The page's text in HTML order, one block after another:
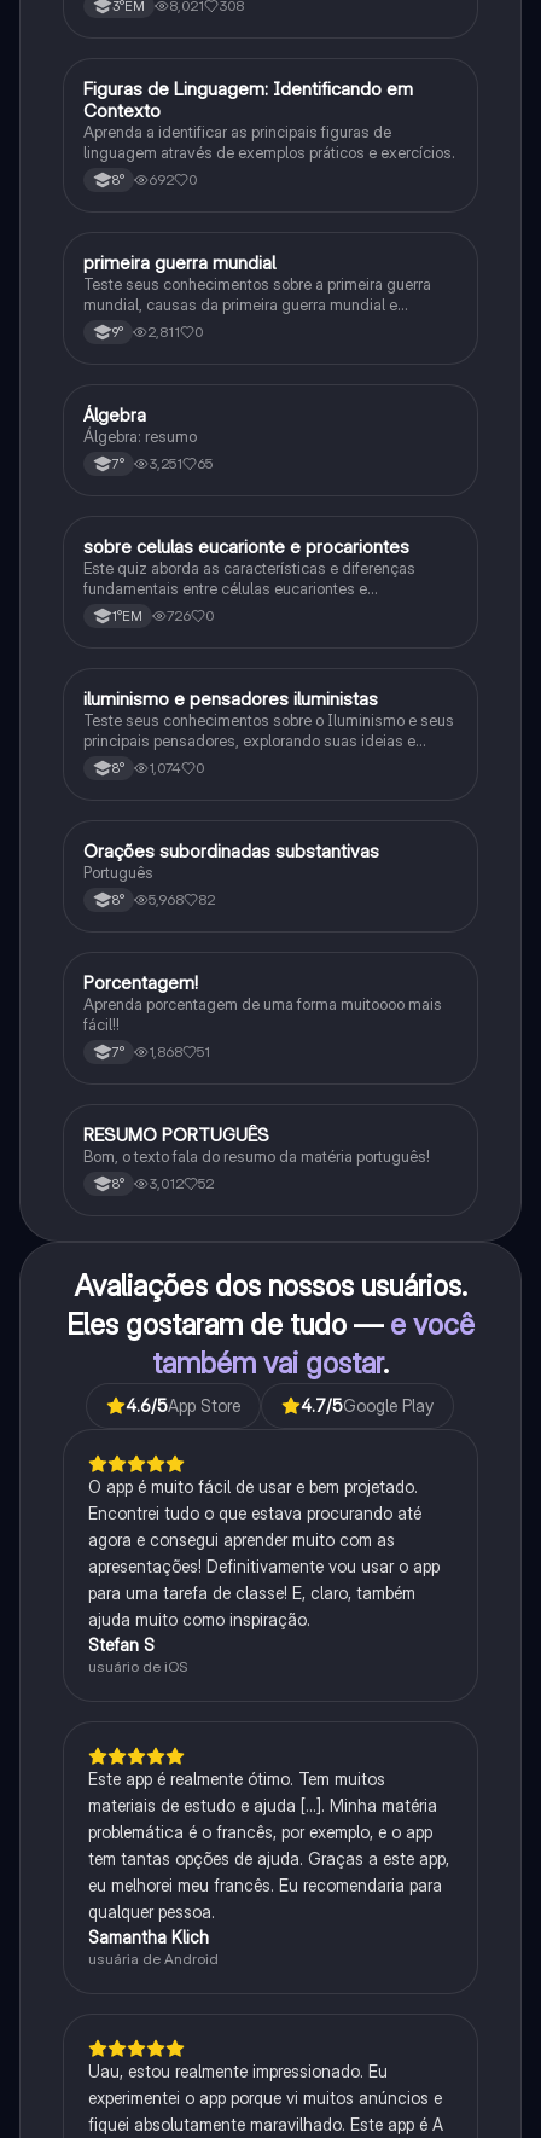
3°EM 8,021 308
FPortuguês
Figuras de Linguagem: Identificando em
Contexto
Aprenda a identificar as principais figuras de
linguagem através de exemplos práticos e exercícios.
8° 692 0
História
primeira guerra mundial
Teste seus conhecimentos sobre a primeira guerra
mundial, causas da primeira guerra mundial e
consequências da Primeira Guerra Mundial, fases da
primeira guerra mundial
9° 2,811 0
Matematica
Álgebra
Álgebra: resumo
7° 3,251 65
Biologia
sobre celulas eucarionte e procariontes
Este quiz aborda as características e diferenças
fundamentais entre células eucariontes e
procariontes.
1°EM 726 0
História
iluminismo e pensadores iluministas
Teste seus conhecimentos sobre o Iluminismo e seus
principais pensadores, explorando suas ideias e
impacto histórico.
8° 1,074 0
Português
Orações subordinadas substantivas
Português
8° 5,968 82
Matematica
Porcentagem!
Aprenda porcentagem de uma forma muitoooo mais
fácil!!
7° 1,868 51
Português
RESUMO PORTUGUÊS
Bom, o texto fala do resumo da matéria português!
8° 3,012 52
Avaliações dos nossos usuários.
Eles gostaram de tudo — e você
também vai gostar.
4.6/5App Store 4.7/5Google Play
O app é muito fácil de usar e bem projetado.
Encontrei tudo o que estava procurando até
agora e consegui aprender muito com as
apresentações! Definitivamente vou usar o app
para uma tarefa de classe! E, claro, também
ajuda muito como inspiração.
Stefan S
usuário de iOS
Este app é realmente ótimo. Tem muitos
materiais de estudo e ajuda [...]. Minha matéria
problemática é o francês, por exemplo, e o app
tem tantas opções de ajuda. Graças a este app,
eu melhorei meu francês. Eu recomendaria para
qualquer pessoa.
Samantha Klich
usuária de Android
Uau, estou realmente impressionado. Eu
experimentei o app porque vi muitos anúncios e
fiquei absolutamente maravilhado. Este app é A